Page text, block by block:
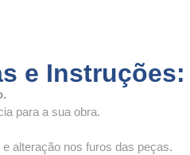
e Instruções:
para a sua obra.
alteração nos furos das peças.